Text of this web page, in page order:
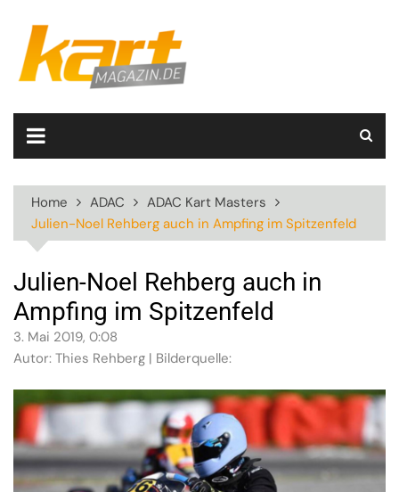
content
Home ADAC
ADAC Kart Masters
Julien-Noel Rehberg auch in Ampfing im Spitzenfeld
Julien-Noel Rehberg auch in
Ampfing im Spitzenfeld
3. Mai 2019, 0:08
Autor: Thies Rehberg | Bilderquelle: